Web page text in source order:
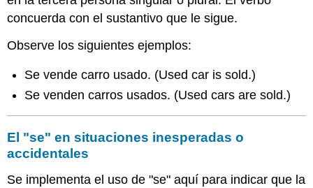
concuerda con el sustantivo que le sigue.
Observe los siguientes ejemplos:
Se vende carro usado. (Used car is sold.)
Se venden carros usados. (Used cars are sold.)
El "se" en situaciones inesperadas o
accidentales
Se implementa el uso de "se" aquí para indicar que la